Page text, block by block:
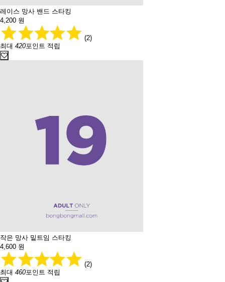
레이스 망사 밴드 스타킹
4,200 원
(2)
최대 420포인트 적립
작은 망사 밑트임 스타킹
4,600 원
(2)
최대 460포인트 적립